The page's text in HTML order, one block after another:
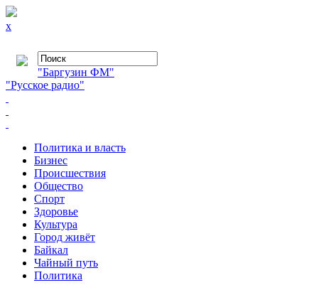
x
"Баргузин ФМ"
"Русское радио"
Политика и власть
Бизнес
Происшествия
Общество
Cпорт
Здоровье
Культура
Город живёт
Байкал
Чайный путь
Политика